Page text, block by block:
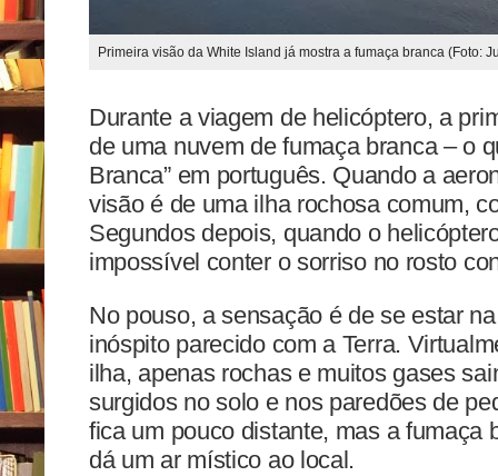
Primeira visão da White Island já mostra a fumaça branca (Foto:
Durante a viagem de helicóptero, a
de uma nuvem de fumaça branca – o
Branca” em português. Quando a
visão é de uma ilha rochosa comum,
Segundos depois, quando o
impossível conter o sorriso no rosto
No pouso, a sensação é de se estar
inóspito parecido com a Terra.
ilha, apenas rochas e muitos gases
surgidos no solo e nos paredões de
fica um pouco distante, mas a fumaça
dá um ar místico ao local.